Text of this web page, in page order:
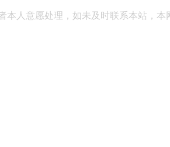
本人意愿处理，如未及时联系本站，本